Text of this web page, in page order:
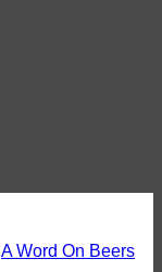
A Word On Beers